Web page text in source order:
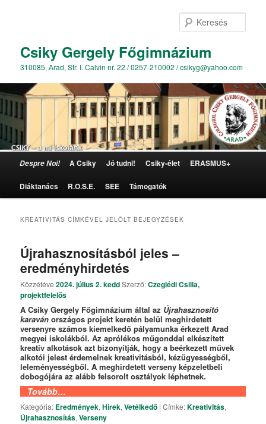
Csiky Gergely Főgimnázium
310085, Arad, Str. I. Calvin nr. 22 / 0257-210002 / csikyg@yahoo.com
Tovább az elsődleges tartalomra
Tovább a másodlagos tartalomra
Despre Noi! A Csiky Jó tudni! Csiky-élet ERASMUS+
Diáktanács R.O.S.E. SEE Támogatók
KREATIVITÁS CÍMKÉVEL JELÖLT BEJEGYZÉSEK
Újrahasznosításból jeles –
eredményhirdetés
Közzétéve2024. július 2. keddSzerző:Czeglédi Csilla,
projektfelelős
A Csiky Gergely Főgimnázium által az Újrahasznosító
karaván országos projekt keretén belül meghirdetett
versenyre számos kiemelkedő pályamunka érkezett Arad
megyei iskolákból. Az aprólékos műgonddal elkészített
kreatív alkotások azt bizonyítják, hogy a beérkezett művek
alkotói jelest érdemelnek kreativitásból, kézügyességből,
leleményességből. A meghirdetett verseny képzeletbeli
dobogójára az alább felsorolt osztályok léphetnek.
Tovább…
Kategória: Eredmények,Hírek,Vetélkedő |Címke:Kreativitás,
Újrahasznosítás,Verseny